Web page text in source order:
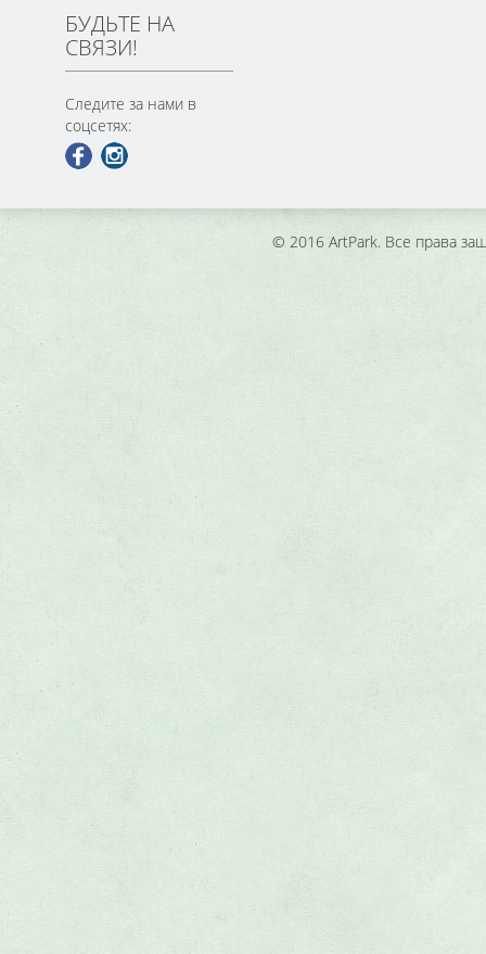
БУДЬТЕ НА
СВЯЗИ!
Следите за нами в
соцсетях:
© 2016 ArtPark. Все права